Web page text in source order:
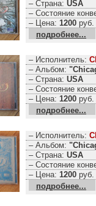
– Страна: USA
– Состояние
– Цена: 1200 руб.
подробнее...
– Исполнитель:
– Альбом:
– Страна: USA
– Состояние
– Цена: 1200 руб.
подробнее...
– Исполнитель:
– Альбом:
– Страна: USA
– Состояние
– Цена: 1200 руб.
подробнее...